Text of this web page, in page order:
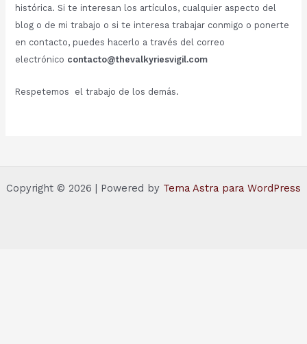
histórica. Si te interesan los artículos, cualquier aspecto del
blog o de mi trabajo o si te interesa trabajar conmigo o ponerte
en contacto, puedes hacerlo a través del correo
electrónico contacto@thevalkyriesvigil.com
Respetemos el trabajo de los demás.
Copyright © 2026 | Powered by Tema Astra para WordPress